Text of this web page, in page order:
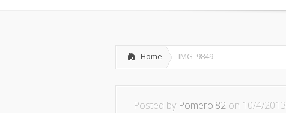
Home IMG_9849
Posted by Pomerol82 on 10/4/2013